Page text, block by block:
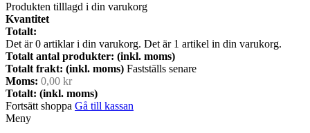
Produkten tilllagd i din varukorg
Kvantitet
Totalt:
Det är0 artiklar i din varukorg. Det är 1 artikel in din varukorg.
Totalt antal produkter: (inkl. moms)
Totalt frakt: (inkl. moms) Fastställs senare
Moms: 0,00 kr
Totalt: (inkl. moms)
Fortsätt shoppa Gå till kassan
Meny